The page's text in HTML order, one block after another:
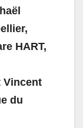
HART,
Vincent
du